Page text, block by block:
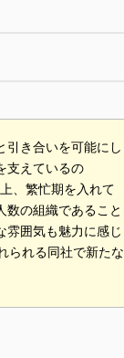
引き合いを可能にし
支えているの
、繁忙期を入れて
数の組織であること
雰囲気も魅力に感じ
られる同社で新たな